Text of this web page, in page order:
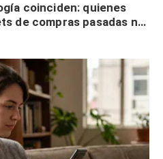
coinciden: quienes
de compras pasadas no
tienen necesidad de